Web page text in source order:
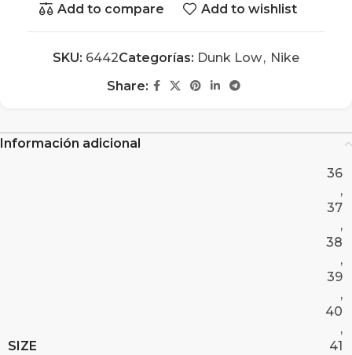
Add to compare Add to wishlist
SKU: 6442Categorías: Dunk Low, Nike
Share:
Información adicional
SIZE
36
,
37
,
38
,
39
,
40
,
41